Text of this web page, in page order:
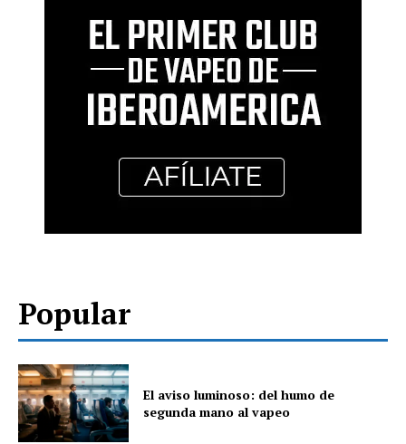
Popular
El aviso luminoso: del humo de
segunda mano al vapeo